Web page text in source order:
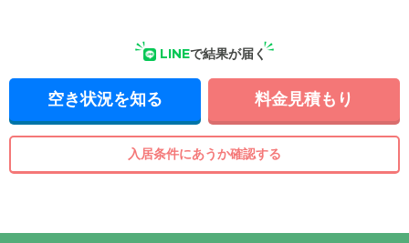
LINEで結果が届く
空き状況を知る 料金見積もり
入居条件にあうか確認する